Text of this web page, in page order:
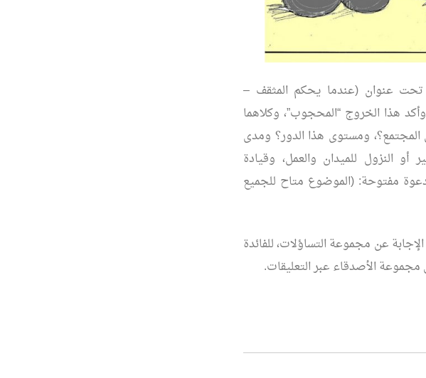
تحت عنوان (عندما يحكم المثقف –
هذا الخروج “المحجوب”، وكلاهما
المجتمع؟، ومستوى هذا الدور؟ ومدى
النزول للميدان والعمل، وقيادة
مفتوحة: (الموضوع متاح للجميع
عن مجموعة التساؤلات، للفائدة
مجموعة الأصدقاء عبر التعليقات.